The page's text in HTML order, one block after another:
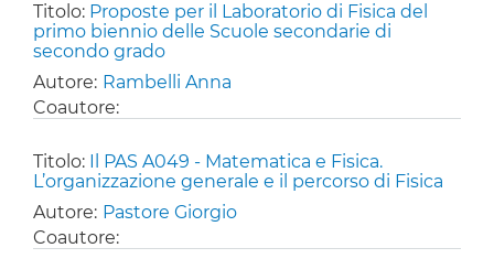
Titolo: Proposte per il Laboratorio di Fisica del
primo biennio delle Scuole secondarie di
secondo grado
Autore: Rambelli Anna
Coautore:
Titolo: Il PAS A049 - Matematica e Fisica.
L’organizzazione generale e il percorso di Fisica
Autore: Pastore Giorgio
Coautore: